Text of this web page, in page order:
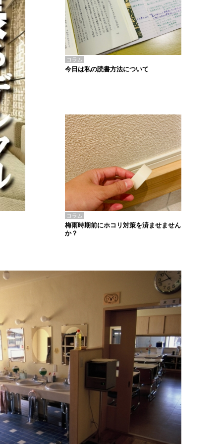
コラム
今日は私の読書方法について
コラム
梅雨時期前にホコリ対策を済ませません
か？